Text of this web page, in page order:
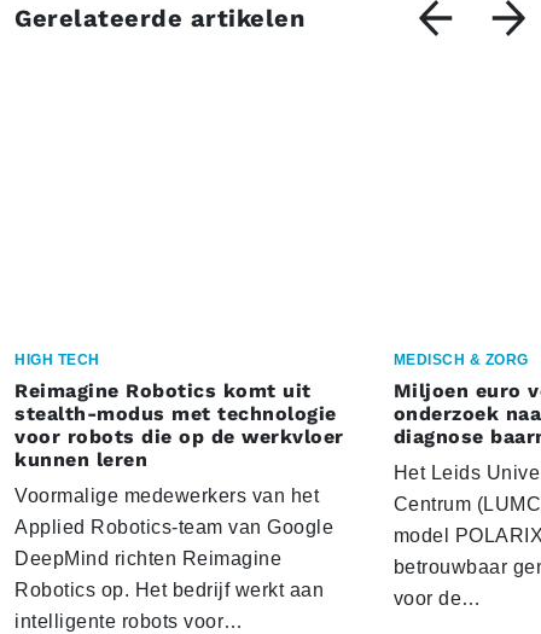
Gerelateerde artikelen
HIGH TECH
Reimagine Robotics komt uit
stealth-modus met technologie
voor robots die op de werkvloer
kunnen leren
Voormalige medewerkers van het
Applied Robotics-team van Google
DeepMind richten Reimagine
Robotics op. Het bedrijf werkt aan
intelligente robots voor…
MEDISCH & ZORG
Miljoen euro
onderzoek
diagnose
Het Leids
Centrum
model
betrouwbaar
voor de…